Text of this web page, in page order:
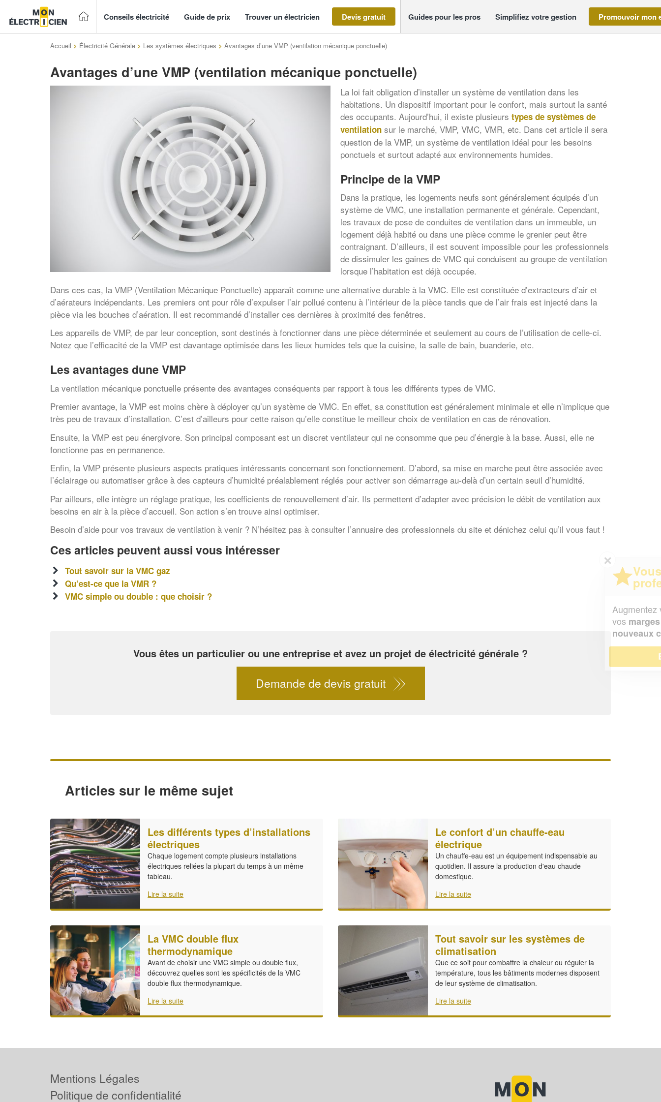
Conseils électricité Guide de prix Trouver un électricien Devis gratuit Guides pour les pros Simplifiez votre gestion Promouvoir mon
Accueil > Électricité Générale > Les systèmes électriques > Avantages d’une VMP (ventilation mécanique ponctuelle)
Avantages d’une VMP (ventilation mécanique ponctuelle)
La loi fait obligation d’installer un système de ventilation dans les
habitations. Un dispositif important pour le confort, mais surtout la santé
des occupants. Aujourd’hui, il existe plusieurs types de systèmes de
ventilation sur le marché, VMP, VMC, VMR, etc. Dans cet article il sera
question de la VMP, un système de ventilation idéal pour les besoins
ponctuels et surtout adapté aux environnements humides.
Principe de la VMP
Dans la pratique, les logements neufs sont généralement équipés d’un
système de VMC, une installation permanente et générale. Cependant,
les travaux de pose de conduites de ventilation dans un immeuble, un
logement déjà habité ou dans une pièce comme le grenier peut être
contraignant. D’ailleurs, il est souvent impossible pour les professionnels
de dissimuler les gaines de VMC qui conduisent au groupe de ventilation
lorsque l’habitation est déjà occupée.
Dans ces cas, la VMP (Ventilation Mécanique Ponctuelle) apparaît comme une alternative durable à la VMC. Elle est constituée d’extracteurs d’air et
d’aérateurs indépendants. Les premiers ont pour rôle d’expulser l’air pollué contenu à l’intérieur de la pièce tandis que de l’air frais est injecté dans la
pièce via les bouches d’aération. Il est recommandé d’installer ces dernières à proximité des fenêtres.
Les appareils de VMP, de par leur conception, sont destinés à fonctionner dans une pièce déterminée et seulement au cours de l’utilisation de celle-ci.
Notez que l’efficacité de la VMP est davantage optimisée dans les lieux humides tels que la cuisine, la salle de bain, buanderie, etc.
Les avantages dune VMP
La ventilation mécanique ponctuelle présente des avantages conséquents par rapport à tous les différents types de VMC.
Premier avantage, la VMP est moins chère à déployer qu’un système de VMC. En effet, sa constitution est généralement minimale et elle n’implique que
très peu de travaux d’installation. C’est d’ailleurs pour cette raison qu’elle constitue le meilleur choix de ventilation en cas de rénovation.
Ensuite, la VMP est peu énergivore. Son principal composant est un discret ventilateur qui ne consomme que peu d’énergie à la base. Aussi, elle ne
fonctionne pas en permanence.
Enfin, la VMP présente plusieurs aspects pratiques intéressants concernant son fonctionnement. D’abord, sa mise en marche peut être associée avec
l’éclairage ou automatiser grâce à des capteurs d’humidité préalablement réglés pour activer son démarrage au-delà d’un certain seuil d’humidité.
Par ailleurs, elle intègre un réglage pratique, les coefficients de renouvellement d’air. Ils permettent d’adapter avec précision le débit de ventilation aux
besoins en air à la pièce d’accueil. Son action s’en trouve ainsi optimiser.
Besoin d’aide pour vos travaux de ventilation à venir ? N’hésitez pas à consulter l’annuaire des professionnels du site et dénichez celui qu’il vous faut !
Ces articles peuvent aussi vous intéresser
Tout savoir sur la VMC gaz
Qu’est-ce que la VMR ?
VMC simple ou double : que choisir ?
Vous êtes un particulier ou une entreprise et avez un projet de électricité générale ?
Demande de devis gratuit
Articles sur le même sujet
Les différents types d’installations
électriques
Chaque logement compte plusieurs installations
électriques reliées la plupart du temps à un même
tableau.
Lire la suite
Le confort d’un chauffe-eau
électrique
Un chauffe-eau est un équipement indispensable au
quotidien. Il assure la production d'eau chaude
domestique.
Lire la suite
La VMC double flux
thermodynamique
Avant de choisir une VMC simple ou double flux,
découvrez quelles sont les spécificités de la VMC
double flux thermodynamique.
Lire la suite
Tout savoir sur les systèmes de
climatisation
Que ce soit pour combattre la chaleur ou réguler la
température, tous les bâtiments modernes disposent
de leur système de climatisation.
Lire la suite
chiffre d'affaireset
tout en gagnant de
Mentions Légales
Politique de confidentialité